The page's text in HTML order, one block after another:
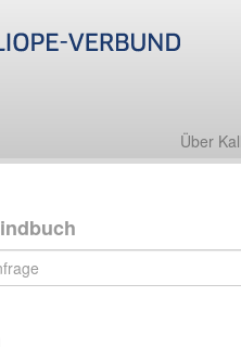
Über
Postkarte an [Marianne] Lamprecht / Köhler